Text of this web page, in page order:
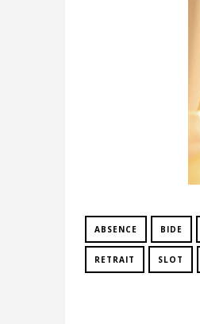
ABSENCE BIDE
RETRAIT SLOT